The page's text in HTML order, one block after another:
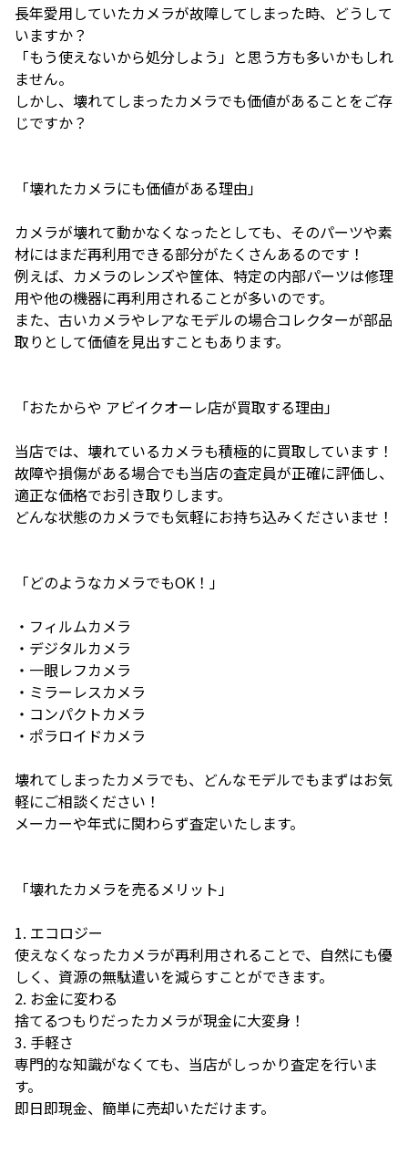
長年愛用していたカメラが故障してしまった時、どうして
いますか？
「もう使えないから処分しよう」と思う方も多いかもしれ
ません。
しかし、壊れてしまったカメラでも価値があることをご存
じですか？
「壊れたカメラにも価値がある理由」
カメラが壊れて動かなくなったとしても、そのパーツや素
材にはまだ再利用できる部分がたくさんあるのです！
例えば、カメラのレンズや筐体、特定の内部パーツは修理
用や他の機器に再利用されることが多いのです。
また、古いカメラやレアなモデルの場合コレクターが部品
取りとして価値を見出すこともあります。
「おたからや アビイクオーレ店が買取する理由」
当店では、壊れているカメラも積極的に買取しています！
故障や損傷がある場合でも当店の査定員が正確に評価し、
適正な価格でお引き取りします。
どんな状態のカメラでも気軽にお持ち込みくださいませ！
「どのようなカメラでもOK！」
・フィルムカメラ
・デジタルカメラ
・一眼レフカメラ
・ミラーレスカメラ
・コンパクトカメラ
・ポラロイドカメラ
壊れてしまったカメラでも、どんなモデルでもまずはお気
軽にご相談ください！
メーカーや年式に関わらず査定いたします。
「壊れたカメラを売るメリット」
1. エコロジー
使えなくなったカメラが再利用されることで、自然にも優
しく、資源の無駄遣いを減らすことができます。
2. お金に変わる
捨てるつもりだったカメラが現金に大変身！
3. 手軽さ
専門的な知識がなくても、当店がしっかり査定を行いま
す。
即日即現金、簡単に売却いただけます。